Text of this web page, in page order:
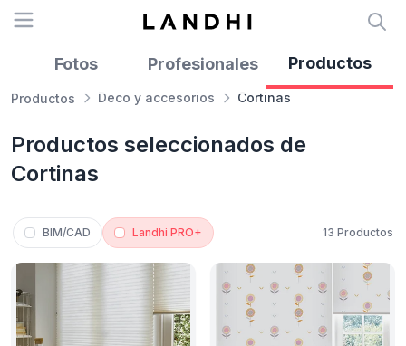
Open menu
Fotos Profesionales Productos
Productos Deco y accesorios Cortinas
Productos seleccionados de
Cortinas
BIM/CAD Landhi PRO+ 13 Productos
RECIBÍ NUESTRO
NEWSLETTER!
empresas y productos de arquitectura y
diseño.
Suscribite